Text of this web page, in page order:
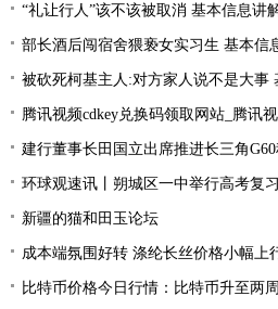
“礼让行人”该不该被取消 基本信息讲
部长酒后闯宿舍猥亵女实习生 基本信
被砍死柯基主人:对方家人说不是大事
腾讯视频cdkey兑换码领取网站_腾讯
建行董事长田国立出席推进长三角
环球观速讯丨朔城区一中举行高考复
新疆的猫和田玉论坛
成本端氛围好转 涤纶长丝价格小幅上
比特币价格今日行情：比特币升至两周高点